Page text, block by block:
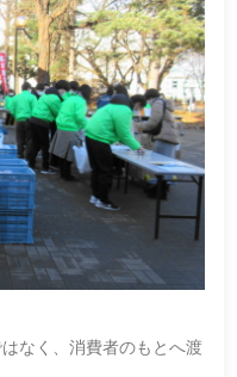
なく、消費者のもとへ渡